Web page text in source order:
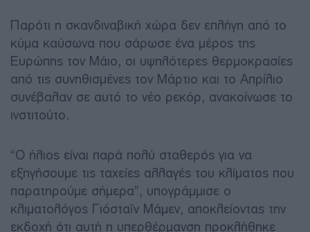
Παρότι η σκανδιναβική χώρα δεν επλήγη από το
κύμα καύσωνα που σάρωσε ένα μέρος της
Ευρώπης τον Μάιο, οι υψηλότερες θερμοκρασίες
από τις συνηθισμένες τον Μάρτιο και το Απρίλιο
συνέβαλαν σε αυτό το νέο ρεκόρ, ανακοίνωσε το
ινστιτούτο.
“Ο ήλιος είναι παρά πολύ σταθερός για να
εξηγήσουμε τις ταχείες αλλαγές του κλίματος που
παρατηρούμε σήμερα”, υπογράμμισε ο
κλιματολόγος Γιόσταϊν Μάμεν, αποκλείοντας την
εκδοχή ότι αυτή η υπερθέρμανση προκλήθηκε